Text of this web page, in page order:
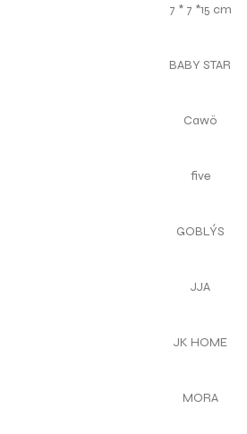
7 * 7 *15 cm
BABY STAR
Cawö
five
GOBLÝS
JJA
JK HOME
MORA